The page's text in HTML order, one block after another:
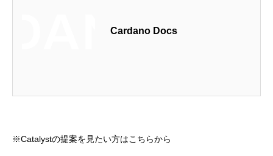
Cardano Docs
※Catalystの提案を見たい方はこちらから